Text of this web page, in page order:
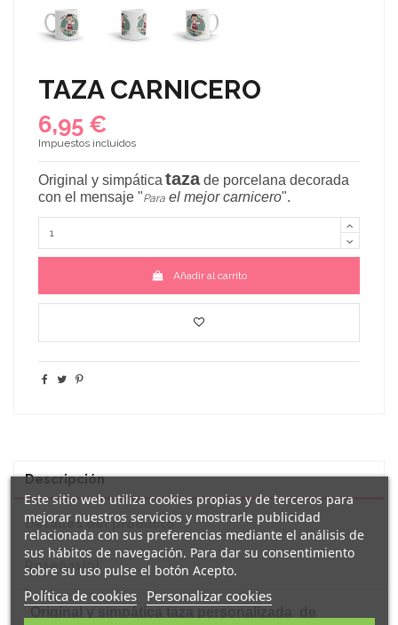
TAZA CARNICERO
6,95 €
Impuestos incluidos
Original y simpática tazade porcelana decorada
con el mensaje "Para el mejor carnicero".
Añadir al carrito
Descripción
Detalles del producto
Reseñas(0)
Este sitio web utiliza cookies propias y de terceros para
mejorar nuestros servicios y mostrarle publicidad
relacionada con sus preferencias mediante el análisis de
sus hábitos de navegación. Para dar su consentimiento
sobre su uso pulse el botón Acepto.
Política de cookies Personalizar cookies